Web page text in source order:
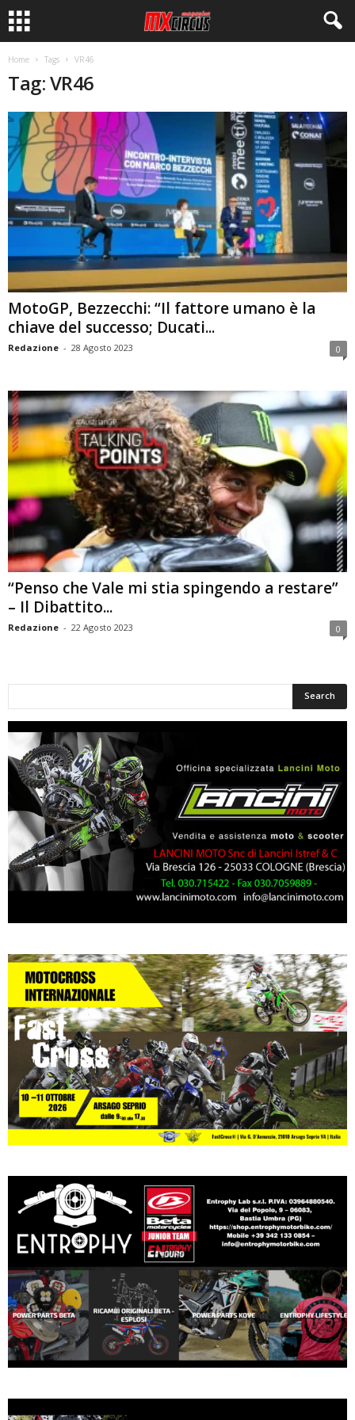
Home Tags VR46
Tag: VR46
MotoGP, Bezzecchi: “Il fattore umano è la
chiave del successo; Ducati...
Redazione - 28 Agosto 2023 0
“Penso che Vale mi stia spingendo a restare”
– Il Dibattito...
Redazione - 22 Agosto 2023 0